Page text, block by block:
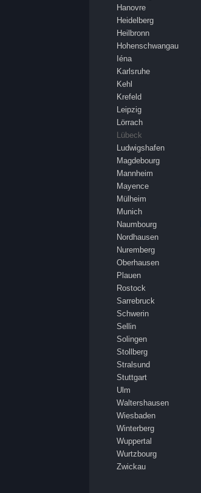
Hanovre
Heidelberg
Heilbronn
Hohenschwangau
Iéna
Karlsruhe
Kehl
Krefeld
Leipzig
Lörrach
Lübeck
Ludwigshafen
Magdebourg
Mannheim
Mayence
Mülheim
Munich
Naumbourg
Nordhausen
Nuremberg
Oberhausen
Plauen
Rostock
Sarrebruck
Schwerin
Sellin
Solingen
Stollberg
Stralsund
Stuttgart
Ulm
Waltershausen
Wiesbaden
Winterberg
Wuppertal
Wurtzbourg
Zwickau